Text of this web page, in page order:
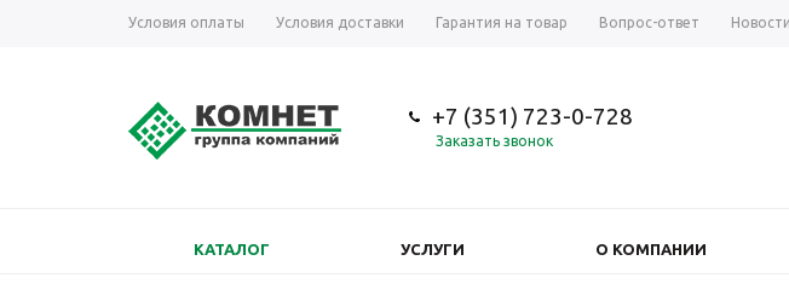
Условия оплаты Условия доставки Гарантия на товар Вопрос-ответ Новости
+7 (351) 723-0-728
Заказать звонок
КАТАЛОГ УСЛУГИ О КОМПАНИИ